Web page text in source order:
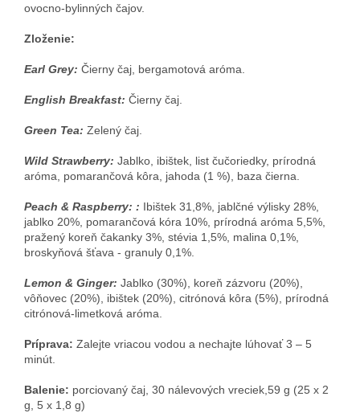
ovocno-bylinných čajov.
Zloženie:
Earl Grey: Čierny čaj, bergamotová aróma.
English Breakfast: Čierny čaj.
Green Tea: Zelený čaj.
Wild Strawberry: Jablko, ibištek, list čučoriedky, prírodná
aróma, pomarančová kôra, jahoda (1 %), baza čierna.
Peach & Raspberry: : Ibištek 31,8%, jablčné výlisky 28%,
jablko 20%, pomarančová kóra 10%, prírodná aróma 5,5%,
pražený koreň čakanky 3%, stévia 1,5%, malina 0,1%,
broskyňová šťava - granuly 0,1%.
Lemon & Ginger: Jablko (30%), koreň zázvoru (20%),
vôňovec (20%), ibištek (20%), citrónová kôra (5%), prírodná
citrónová-limetková aróma.
Príprava: Zalejte vriacou vodou a nechajte lúhovať 3 – 5
minút.
Balenie: porciovaný čaj, 30 nálevových vreciek,59 g (25 x 2
g, 5 x 1,8 g)